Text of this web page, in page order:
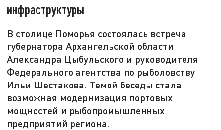
инфраструктуры
В столице Поморья состоялась встреча
губернатора Архангельской области
Александра Цыбульского и руководителя
Федерального агентства по рыболовству
Ильи Шестакова. Темой беседы стала
возможная модернизация портовых
мощностей и рыбопромышленных
предприятий региона.